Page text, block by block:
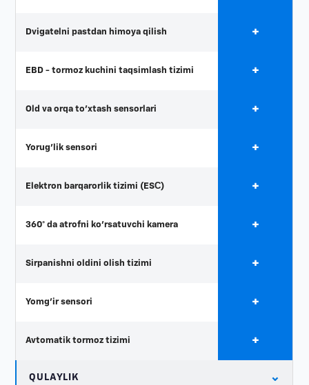
Dvigatelni pastdan himoya qilish +
EBD - tormoz kuchini taqsimlash tizimi +
Old va orqa to'xtash sensorlari +
Yorug'lik sensori +
Elektron barqarorlik tizimi (ESС) +
360° da atrofni ko'rsatuvchi kamera +
Sirpanishni oldini olish tizimi +
Yomg'ir sensori +
Avtomatik tormoz tizimi +
QULAYLIK ⌄